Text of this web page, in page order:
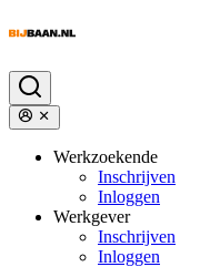
Werkzoekende
Inschrijven
Inloggen
Werkgever
Inschrijven
Inloggen